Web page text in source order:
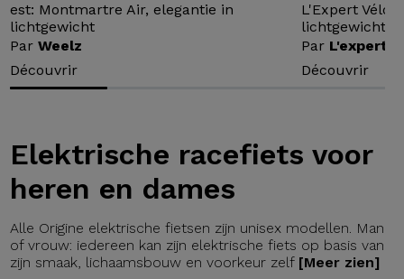
est: Montmartre Air, elegantie in
lichtgewicht
ParWeelz
Découvrir
L'Expert Vélo
lichtgewicht...
Par L'expert
Découvrir
Elektrische racefiets voor
heren en dames
Alle Origine elektrische fietsen zijn unisex modellen. Man
of vrouw: iedereen kan zijn elektrische fiets op basis van
zijn smaak, lichaamsbouw en voorkeur zelf [Meer zien]